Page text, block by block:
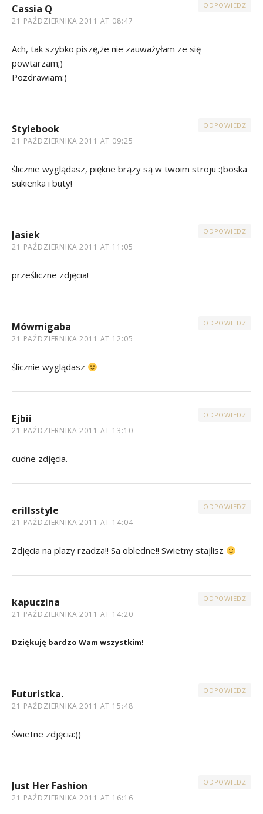
Cassia Q
21 PAŹDZIERNIKA 2011 AT 08:47
ODPOWIEDZ
Ach, tak szybko piszę,że nie zauważyłam ze się
powtarzam;)
Pozdrawiam:)
Stylebook
21 PAŹDZIERNIKA 2011 AT 09:25
ODPOWIEDZ
ślicznie wyglądasz, piękne brązy są w twoim stroju :)boska
sukienka i buty!
Jasiek
21 PAŹDZIERNIKA 2011 AT 11:05
ODPOWIEDZ
prześliczne zdjęcia!
Mówmigaba
21 PAŹDZIERNIKA 2011 AT 12:05
ODPOWIEDZ
ślicznie wyglądasz
Ejbii
21 PAŹDZIERNIKA 2011 AT 13:10
ODPOWIEDZ
cudne zdjęcia.
erillsstyle
21 PAŹDZIERNIKA 2011 AT 14:04
ODPOWIEDZ
Zdjęcia na plazy rzadza!! Sa obledne!! Swietny stajlisz
kapuczina
21 PAŹDZIERNIKA 2011 AT 14:20
ODPOWIEDZ
Dziękuję bardzo Wam wszystkim!
Futuristka.
21 PAŹDZIERNIKA 2011 AT 15:48
ODPOWIEDZ
świetne zdjęcia:))
Just Her Fashion
21 PAŹDZIERNIKA 2011 AT 16:16
ODPOWIEDZ